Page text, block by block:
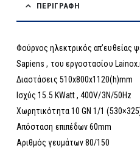
ΠΕΡΙΓΡΑΦΉ
Φούρνος ηλεκτρικός απ’ευθείας
Sapiens , του εργοστασίου
Διαστάσεις 510x800x1120(h)mm
Ισχύς 15.5 KWatt , 400V/3N/50Hz
Χωρητικότητα 10 GN 1/1
Απόσταση επιπέδων 60mm
Αριθμός γευμάτων 80/150